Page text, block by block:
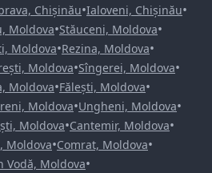
Chișinău•Ialoveni, Chișinău•
Moldova•Stăuceni, Moldova•
Moldova•Rezina, Moldova•
Moldova•Sîngerei, Moldova•
Moldova•Fălești, Moldova•
Moldova•Ungheni, Moldova•
Moldova•Cantemir, Moldova•
Moldova•Comrat, Moldova•
Vodă, Moldova•